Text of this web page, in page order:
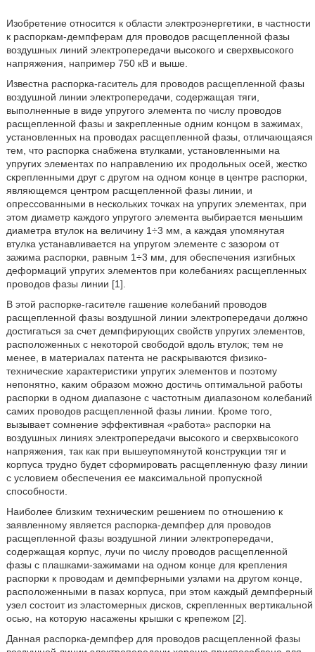
Изобретение относится к области электроэнергетики, в частности
к распоркам-демпферам для проводов расщепленной фазы
воздушных линий электропередачи высокого и сверхвысокого
напряжения, например 750 кВ и выше.
Известна распорка-гаситель для проводов расщепленной фазы
воздушной линии электропередачи, содержащая тяги,
выполненные в виде упругого элемента по числу проводов
расщепленной фазы и закрепленные одним концом в зажимах,
установленных на проводах расщепленной фазы, отличающаяся
тем, что распорка снабжена втулками, установленными на
упругих элементах по направлению их продольных осей, жестко
скрепленными друг с другом на одном конце в центре распорки,
являющемся центром расщепленной фазы линии, и
опрессованными в нескольких точках на упругих элементах, при
этом диаметр каждого упругого элемента выбирается меньшим
диаметра втулок на величину 1÷3 мм, а каждая упомянутая
втулка устанавливается на упругом элементе с зазором от
зажима распорки, равным 1÷3 мм, для обеспечения изгибных
деформаций упругих элементов при колебаниях расщепленных
проводов фазы линии [1].
В этой распорке-гасителе гашение колебаний проводов
расщепленной фазы воздушной линии электропередачи должно
достигаться за счет демпфирующих свойств упругих элементов,
расположенных с некоторой свободой вдоль втулок; тем не
менее, в материалах патента не раскрываются физико-
технические характеристики упругих элементов и поэтому
непонятно, каким образом можно достичь оптимальной работы
распорки в одном диапазоне с частотным диапазоном колебаний
самих проводов расщепленной фазы линии. Кроме того,
вызывает сомнение эффективная «работа» распорки на
воздушных линиях электропередачи высокого и сверхвысокого
напряжения, так как при вышеупомянутой конструкции тяг и
корпуса трудно будет сформировать расщепленную фазу линии
с условием обеспечения ее максимальной пропускной
способности.
Наиболее близким техническим решением по отношению к
заявленному является распорка-демпфер для проводов
расщепленной фазы воздушной линии электропередачи,
содержащая корпус, лучи по числу проводов расщепленной
фазы с плашками-зажимами на одном конце для крепления
распорки к проводам и демпферными узлами на другом конце,
расположенными в пазах корпуса, при этом каждый демпферный
узел состоит из эластомерных дисков, скрепленных вертикальной
осью, на которую насажены крышки с крепежом [2].
Данная распорка-демпфер для проводов расщепленной фазы